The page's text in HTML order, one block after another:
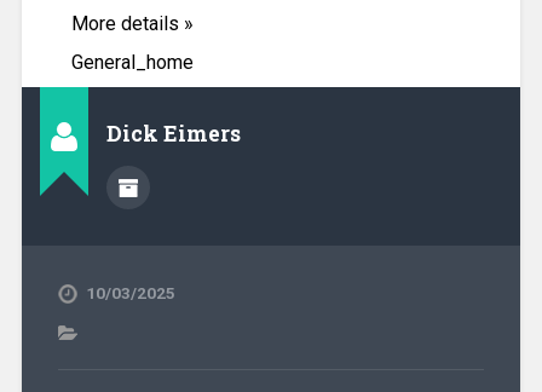
More details »
General_home
Dick Eimers
10/03/2025